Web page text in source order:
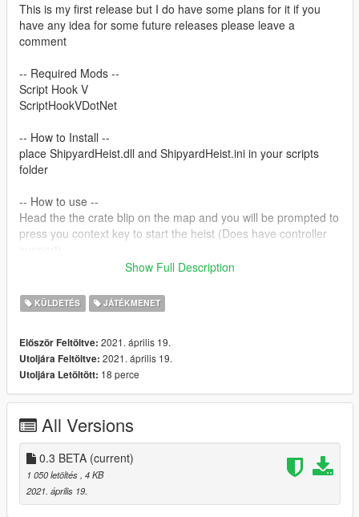
This is my first release but I do have some plans for it if you
have any idea for some future releases please leave a
comment
-- Required Mods --
Script Hook V
ScriptHookVDotNet
-- How to Install --
place ShipyardHeist.dll and ShipyardHeist.ini in your scripts
folder
-- How to use --
Head the the crate blip on the map and you will be prompted to
press you context key to start the heist (Does have controller
if you would like to contact me you can reach me via my
discord
Show Full Description
KÜLDETÉS JÁTÉKMENET
Először Feltöltve: 2021. április 19.
Utoljára Feltöltve: 2021. április 19.
Utoljára Letöltött: 18 perce
All Versions
0.3 BETA (current)
1 050 letöltés, 4 KB
2021. április 19.